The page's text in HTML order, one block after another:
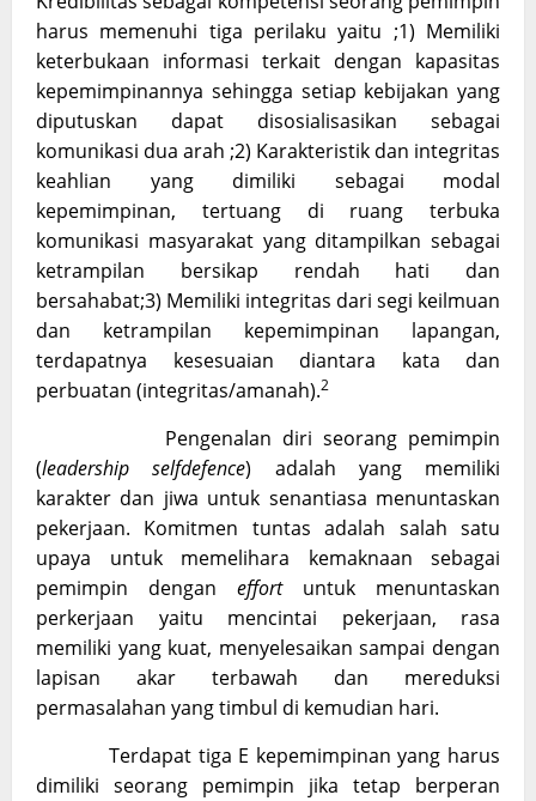
harus memenuhi tiga perilaku yaitu ;1) Memiliki
keterbukaan informasi terkait dengan kapasitas
kepemimpinannya sehingga setiap kebijakan yang
diputuskan dapat disosialisasikan sebagai
komunikasi dua arah ;2) Karakteristik dan integritas
keahlian yang dimiliki sebagai modal
kepemimpinan, tertuang di ruang terbuka
komunikasi masyarakat yang ditampilkan sebagai
ketrampilan bersikap rendah hati dan
bersahabat;3) Memiliki integritas dari segi keilmuan
dan ketrampilan kepemimpinan lapangan,
terdapatnya kesesuaian diantara kata dan
perbuatan (integritas/amanah).2
Pengenalan diri seorang pemimpin
(leadership selfdefence) adalah yang memiliki
karakter dan jiwa untuk senantiasa menuntaskan
pekerjaan. Komitmen tuntas adalah salah satu
upaya untuk memelihara kemaknaan sebagai
pemimpin dengan effortuntuk menuntaskan
perkerjaan yaitu mencintai pekerjaan, rasa
memiliki yang kuat, menyelesaikan sampai dengan
lapisan akar terbawah dan mereduksi
permasalahan yang timbul di kemudian hari.
Terdapat tiga E kepemimpinan yang harus
dimiliki seorang pemimpin jika tetap berperan